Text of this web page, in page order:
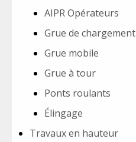
AIPR Opérateurs
Grue de chargement
Grue mobile
Grue à tour
Ponts roulants
Élingage
Travaux en hauteur